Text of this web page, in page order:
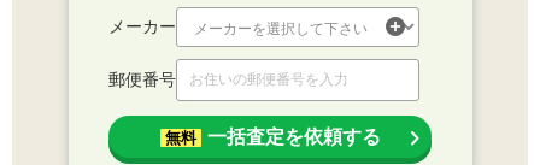
メーカー
郵便番号
無料 一括査定を依頼する